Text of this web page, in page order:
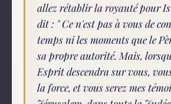
allez rétablir la royauté pour
dit : " Ce n'est pas à vous de
temps ni les moments que le
sa propre autorité. Mais,
Esprit descendra sur vous,
la force, et vous serez mes